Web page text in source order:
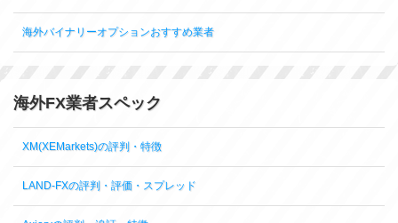
海外バイナリーオプションおすすめ業者
海外FX業者スペック
XM(XEMarkets)の評判・特徴
LAND-FXの評判・評価・スプレッド